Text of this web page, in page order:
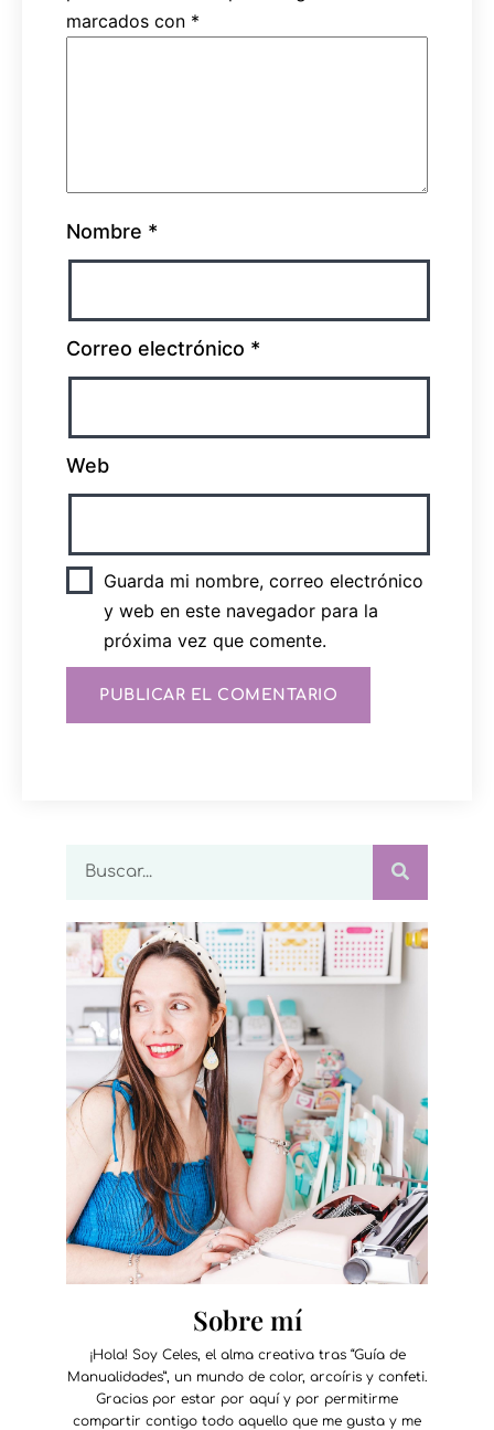
marcados con *
Nombre *
Correo electrónico *
Web
Guarda mi nombre, correo electrónico
y web en este navegador para la
próxima vez que comente.
Sobre mí
¡Hola! Soy Celes, el alma creativa tras “Guía de
Manualidades”, un mundo de color, arcoíris y confeti.
Gracias por estar por aquí y por permitirme
compartir contigo todo aquello que me gusta y me